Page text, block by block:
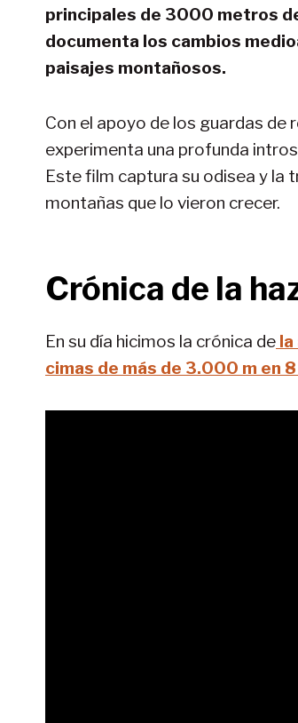
principales de 3000 metros
documenta los cambios
paisajes montañosos.
Con el apoyo de los guardas de
experimenta una profunda
Este film captura su odisea y la
montañas que lo vieron crecer.
Crónica de la
En su día hicimos la crónica de
cimas de más de 3.000 m en